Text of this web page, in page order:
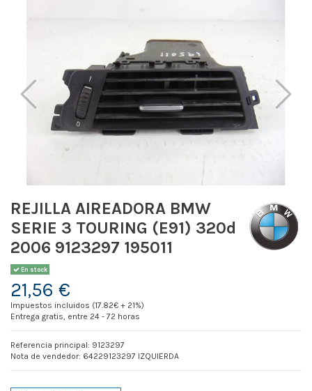
REJILLA AIREADORA BMW
SERIE 3 TOURING (E91) 320d
2006 9123297 195011
En stock
21,56 €
Impuestos incluidos (17.82€ + 21%)
Entrega gratis, entre 24 - 72 horas
Referencia principal: 9123297
Nota de vendedor: 64229123297 IZQUIERDA